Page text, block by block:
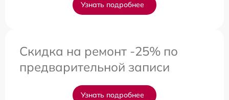
Узнать подробнее
Скидка на ремонт -25% по
предварительной записи
Узнать подробнее